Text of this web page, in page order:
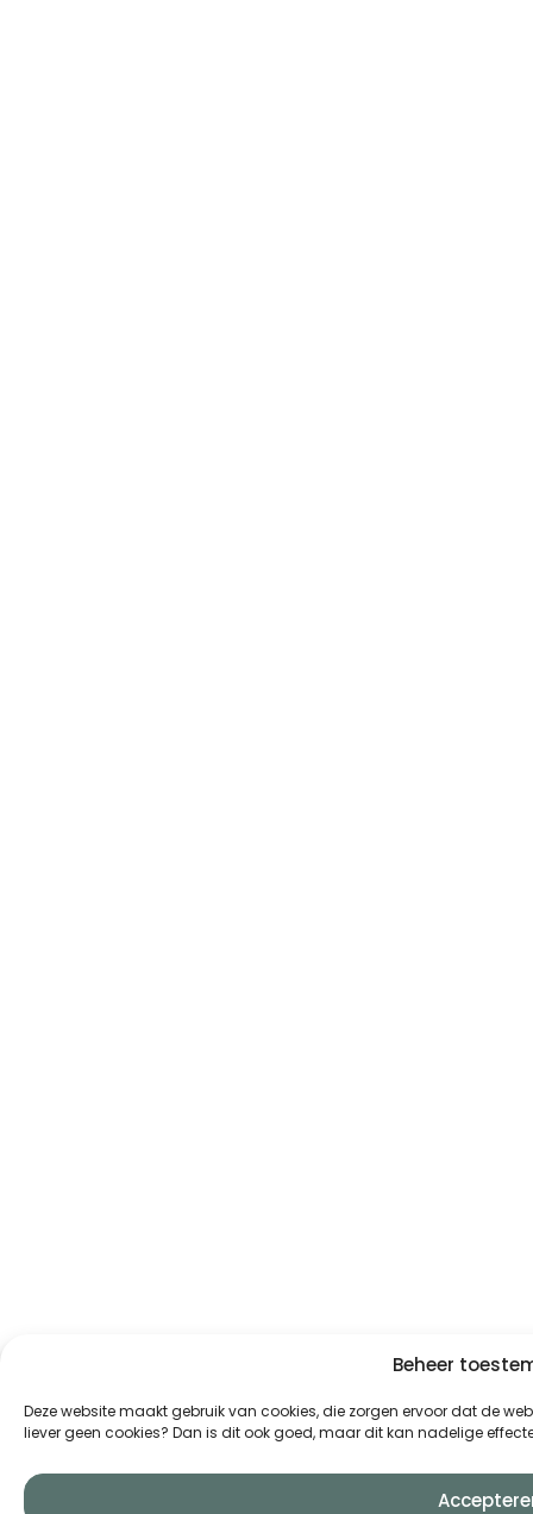
Beheer
Deze website maakt gebruik van cookies, die zorgen ervoor dat de
liever geen cookies? Dan is dit ook goed, maar dit kan nadelige